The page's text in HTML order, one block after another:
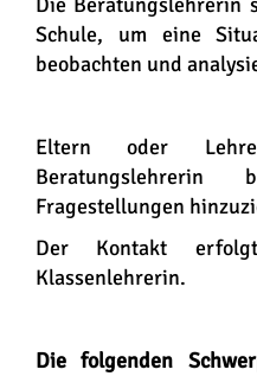
Schule, um eine
beobachten und
Eltern oder
Beratungslehrerin
Fragestellungen
Der Kontakt
Klassenlehrerin.
Die folgenden